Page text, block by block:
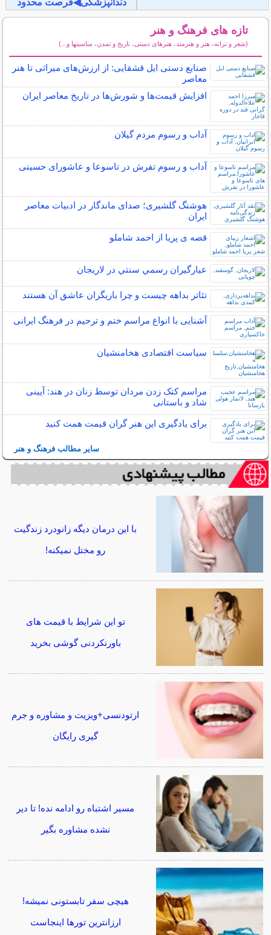
تازه های فرهنگ و هنر
(شعر و ترانه، هنر و هنرمند، هنرهای دستی، تاریخ و تمدن، مناسبتها و...)
صنایع دستی ایل قشقایی: از ارزش‌های میراثی تا هنر
معاصر
افزایش قیمت‌ها و شورش‌ها در تاریخ معاصر ایران
آداب و رسوم مردم گیلان
آداب و رسوم تفرش در تاسوعا و عاشورای حسینی
هوشنگ گلشیری؛ صدای ماندگار در ادبیات معاصر
ایران
قصه ی پریا از احمد شاملو
عيارگيران رسمي سنتي در لاريجان
تئاتر بداهه چیست و چرا بازیگران عاشق آن هستند
آشنایی با انواع مراسم ختم و ترحیم در فرهنگ ایرانی
سیاست اقتصادی هخامنشیان
مراسم کتک زدن مردان توسط زنان در هند: آیینی
شاد و باستانی
برای یادگیری این هنر گران قیمت همت کنید
سایر مطالب فرهنگ و هنر
با این درمان دیگه زانودرد زندگیت
رو مختل نمیکنه!
تو این شرایط با قیمت های
باورنکردنی گوشی بخرید
ارتودنسی+ویزیت و مشاوره و جرم
گیری رایگان
مسیر اشتباه رو ادامه نده! تا دیر
نشده مشاوره بگیر
هیچی سفر تابستونی نمیشه!
ارزانترین تورها اینجاست